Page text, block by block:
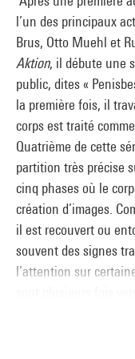
l’un des principaux
Brus, Otto Muehl et
Aktion, il débute une
public, dites «
la première fois, il
corps est traité
Quatrième de cette
partition très précise
cinq phases où le
création d’images.
il est recouvert ou
souvent des signes
l’attention sur
sont plusieurs fois